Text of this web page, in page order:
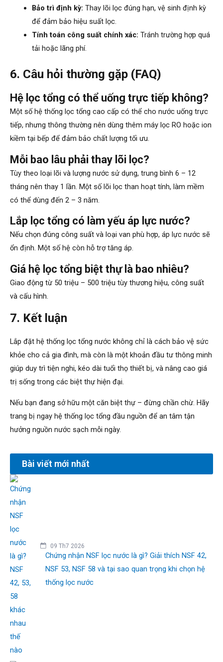
Bảo trì định kỳ: Thay lõi lọc đúng hạn, vệ sinh định kỳ
để đảm bảo hiệu suất lọc.
Tính toán công suất chính xác: Tránh trường hợp quá
tải hoặc lãng phí.
6. Câu hỏi thường gặp (FAQ)
Hệ lọc tổng có thể uống trực tiếp không?
Một số hệ thống lọc tổng cao cấp có thể cho nước uống trực
tiếp, nhưng thông thường nên dùng thêm máy lọc RO hoặc ion
kiềm tại bếp để đảm bảo chất lượng tối ưu.
Mỗi bao lâu phải thay lõi lọc?
Tùy theo loại lõi và lượng nước sử dụng, trung bình 6 – 12
tháng nên thay 1 lần. Một số lõi lọc than hoạt tính, làm mềm
có thể dùng đến 2 – 3 năm.
Lắp lọc tổng có làm yếu áp lực nước?
Nếu chọn đúng công suất và loại van phù hợp, áp lực nước sẽ
ổn định. Một số hệ còn hỗ trợ tăng áp.
Giá hệ lọc tổng biệt thự là bao nhiêu?
Giao động từ 50 triệu – 500 triệu tùy thương hiệu, công suất
và cấu hình.
7. Kết luận
Lắp đặt hệ thống lọc tổng nước không chỉ là cách bảo vệ sức
khỏe cho cả gia đình, mà còn là một khoản đầu tư thông minh
giúp duy trì tiện nghi, kéo dài tuổi thọ thiết bị, và nâng cao giá
trị sống trong các biệt thự hiện đại.
Nếu bạn đang sở hữu một căn biệt thự – đừng chần chừ. Hãy
trang bị ngay hệ thống lọc tổng đầu nguồn để an tâm tận
hưởng nguồn nước sạch mỗi ngày.
Bài viết mới nhất
09 Th7 2026
Chứng nhận NSF lọc nước là gì? Giải thích NSF 42,
NSF 53, NSF 58 và tại sao quan trọng khi chọn hệ
thống lọc nước